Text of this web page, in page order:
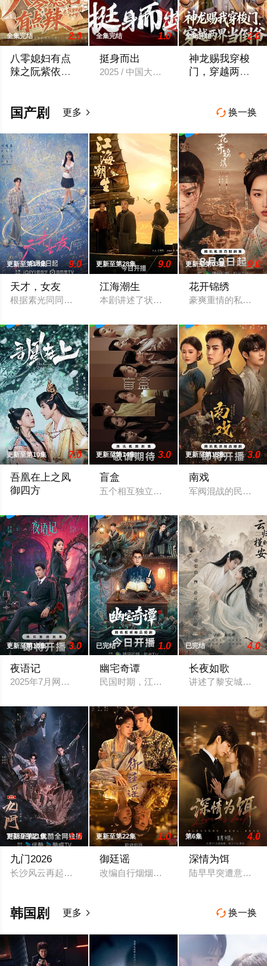
全集完结 2.0
八零媳妇有点
辣之阮紫依的
全集完结 1.0
挺身而出
2025 / 中国大陆 / 现代都市
全集完结 2.0
神龙赐我穿梭
门，穿越两界
 换一换
国产剧 更多 
更新至第18集 9.0
天才，女友
根据素光同同名小说改编。江逾白长大以后，林知夏忽然对他说
更新至第28集 9.0
江海潮生
本剧讲述了状元实业家张謇创办大生企业
更新至第03集 9.0
花开锦绣
豪爽重情的私盐贩
更新至第10集 7.0
吾凰在上之凤
御四方
更新至第14集 3.0
盲盒
五个相互独立，又彼此呼应的故事——用
更新至第15集 3.0
南戏
军阀混战的民国奉
更新至第18集 3.0
夜语记
2025年7月网络剧备案当代 都市 海南越酷文化传媒有限公司
已完结 1.0
幽宅奇谭
民国时期，江淮与迅哥组成说书班子，偶
已完结 4.0
长夜如歌
讲述了黎安城大郡
更新至第21集 1.0
九门2026
长沙风云再起之时，张启山（陈伟霆 饰）与吴老狗（曾舜晞 饰
更新至第22集 1.0
御廷谣
改编自行烟烟的同名小说。孟廷辉，大平
第6集 4.0
深情为饵
陆早早突遭意外，
 换一换
韩国剧 更多 